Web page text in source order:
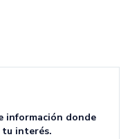
información donde
interés.